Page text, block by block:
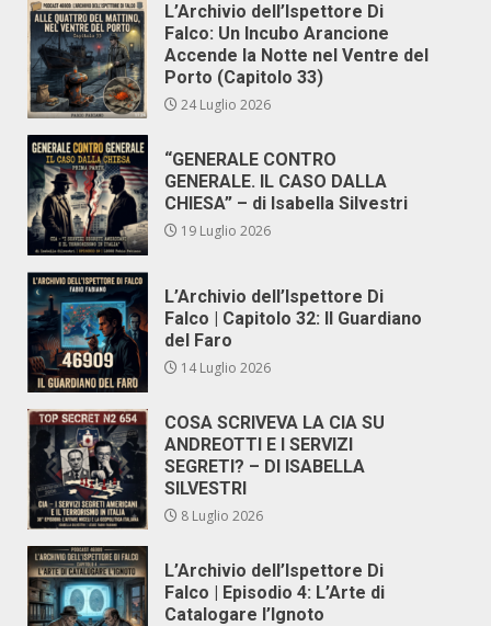
L’Archivio dell’Ispettore Di
Falco: Un Incubo Arancione
Accende la Notte nel Ventre del
Porto (Capitolo 33)
24 Luglio 2026
“GENERALE CONTRO
GENERALE. IL CASO DALLA
CHIESA” – di Isabella Silvestri
19 Luglio 2026
L’Archivio dell’Ispettore Di
Falco | Capitolo 32: Il Guardiano
del Faro
14 Luglio 2026
COSA SCRIVEVA LA CIA SU
ANDREOTTI E I SERVIZI
SEGRETI? – DI ISABELLA
SILVESTRI
8 Luglio 2026
L’Archivio dell’Ispettore Di
Falco | Episodio 4: L’Arte di
Catalogare l’Ignoto